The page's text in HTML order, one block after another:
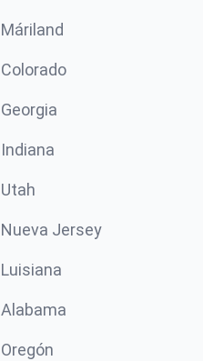
Máriland
Colorado
Georgia
Indiana
Utah
Nueva Jersey
Luisiana
Alabama
Oregón